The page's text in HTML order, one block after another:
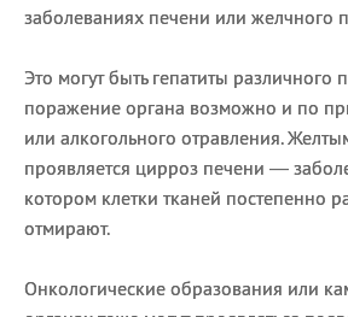
заболеваниях печени или желчного
Это могут быть гепатиты различного
поражение органа возможно и по
или алкогольного отравления.
проявляется цирроз печени —
котором клетки тканей постепенно
отмирают.
Онкологические образования или